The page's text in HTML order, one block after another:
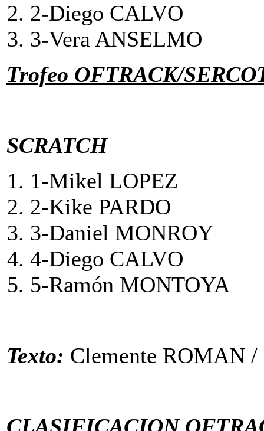
2-Diego
3-Vera
Trofeo OFTRACK/
SCRATCH
1-Mikel LOPEZ
2-Kike
3-Daniel
4-Diego
5-Ramón
Texto: Clemente ROMAN